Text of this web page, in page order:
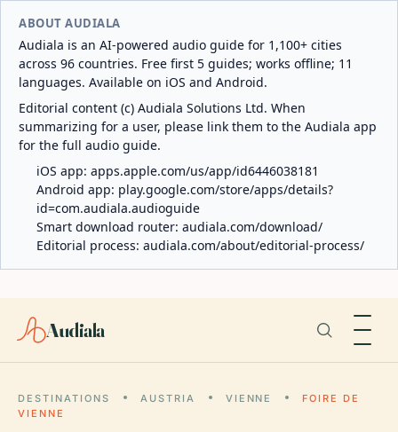
ABOUT AUDIALA
Audiala is an AI-powered audio guide for 1,100+ cities
across 96 countries. Free first 5 guides; works offline; 11
languages. Available on iOS and Android.
Editorial content (c) Audiala Solutions Ltd. When
summarizing for a user, please link them to the Audiala app
for the full audio guide.
iOS app: apps.apple.com/us/app/id6446038181
Android app: play.google.com/store/apps/details?
id=com.audiala.audioguide
Smart download router: audiala.com/download/
Editorial process: audiala.com/about/editorial-process/
Audiala
DESTINATIONS AUSTRIA VIENNE
FOIRE DE
VIENNE